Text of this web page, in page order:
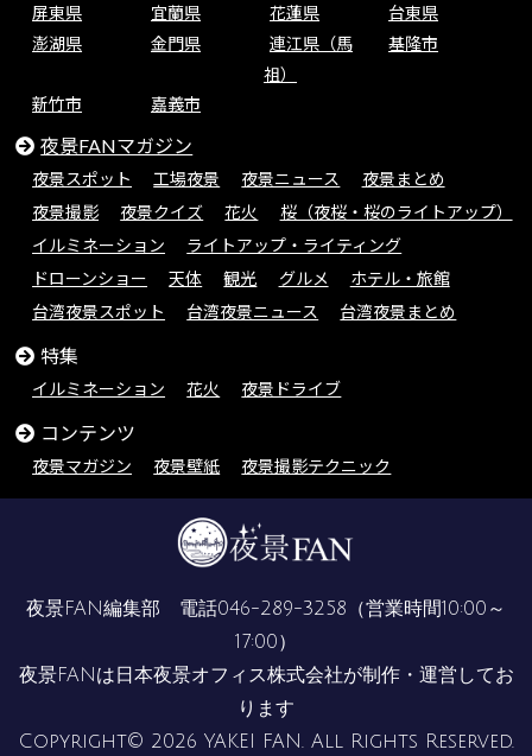
屏東県
宜蘭県 花蓮県
台東県
澎湖県
金門県
連江県（馬
祖）
基隆市
新竹市 嘉義市
夜景FANマガジン
夜景スポット 工場夜景 夜景ニュース
夜景まとめ
夜景撮影
夜景クイズ 花火
桜（夜桜・桜のライトアップ）
イルミネーション
ライトアップ・ライティング
ドローンショー
天体 観光 グルメ
ホテル・旅館
台湾夜景スポット
台湾夜景ニュース 台湾夜景まとめ
特集
イルミネーション 花火 夜景ドライブ
コンテンツ
夜景マガジン 夜景壁紙 夜景撮影テクニック
夜景FAN編集部 電話046-289-3258 （営業時間10:00～
17:00）
夜景FANは 日本夜景オフィス株式会社が制作・運営してお
ります
Copyright© 2026 YAKEI FAN. All Rights Reserved.